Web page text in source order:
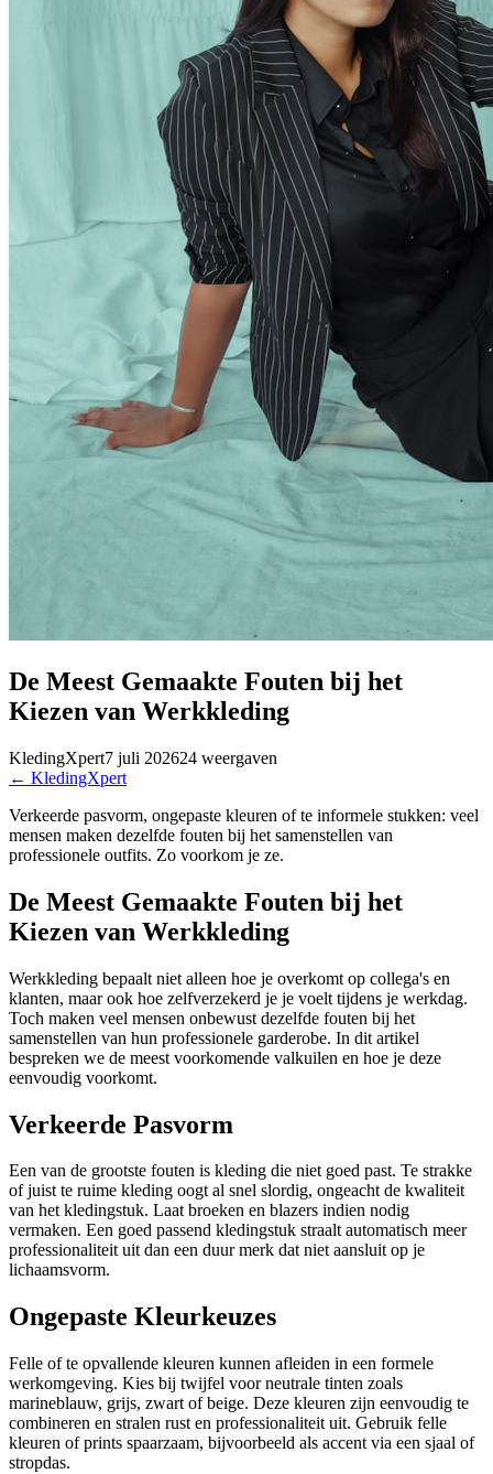
De Meest Gemaakte Fouten bij het
Kiezen van Werkkleding
KledingXpert7 juli 202624 weergaven
← KledingXpert
Verkeerde pasvorm, ongepaste kleuren of te informele stukken: veel
mensen maken dezelfde fouten bij het samenstellen van
professionele outfits. Zo voorkom je ze.
De Meest Gemaakte Fouten bij het
Kiezen van Werkkleding
Werkkleding bepaalt niet alleen hoe je overkomt op collega's en
klanten, maar ook hoe zelfverzekerd je je voelt tijdens je werkdag.
Toch maken veel mensen onbewust dezelfde fouten bij het
samenstellen van hun professionele garderobe. In dit artikel
bespreken we de meest voorkomende valkuilen en hoe je deze
eenvoudig voorkomt.
Verkeerde Pasvorm
Een van de grootste fouten is kleding die niet goed past. Te strakke
of juist te ruime kleding oogt al snel slordig, ongeacht de kwaliteit
van het kledingstuk. Laat broeken en blazers indien nodig
vermaken. Een goed passend kledingstuk straalt automatisch meer
professionaliteit uit dan een duur merk dat niet aansluit op je
lichaamsvorm.
Ongepaste Kleurkeuzes
Felle of te opvallende kleuren kunnen afleiden in een formele
werkomgeving. Kies bij twijfel voor neutrale tinten zoals
marineblauw, grijs, zwart of beige. Deze kleuren zijn eenvoudig te
combineren en stralen rust en professionaliteit uit. Gebruik felle
kleuren of prints spaarzaam, bijvoorbeeld als accent via een sjaal of
stropdas.